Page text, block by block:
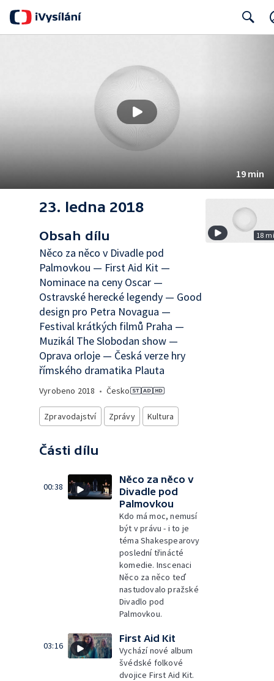
19 min
23. ledna 2018
Obsah dílu
Něco za něco v Divadle pod
Palmovkou — First Aid Kit —
Nominace na ceny Oscar —
Ostravské herecké legendy — Good
design pro Petra Novagua —
Festival krátkých filmů Praha —
Muzikál The Slobodan show —
Oprava orloje — Česká verze hry
římského dramatika Plauta
Vyrobeno 2018 • Česko
Zpravodajství Zprávy Kultura
Části dílu
00:38
Něco za něco v
Divadle pod
Palmovkou
Kdo má moc, nemusí
být v právu - i to je
téma Shakespearovy
poslední třinácté
komedie. Inscenaci
Něco za něco teď
nastudovalo pražské
Divadlo pod
Palmovkou.
03:16
First Aid Kit
Vychází nové album
švédské folkové
dvojice First Aid Kit.
18